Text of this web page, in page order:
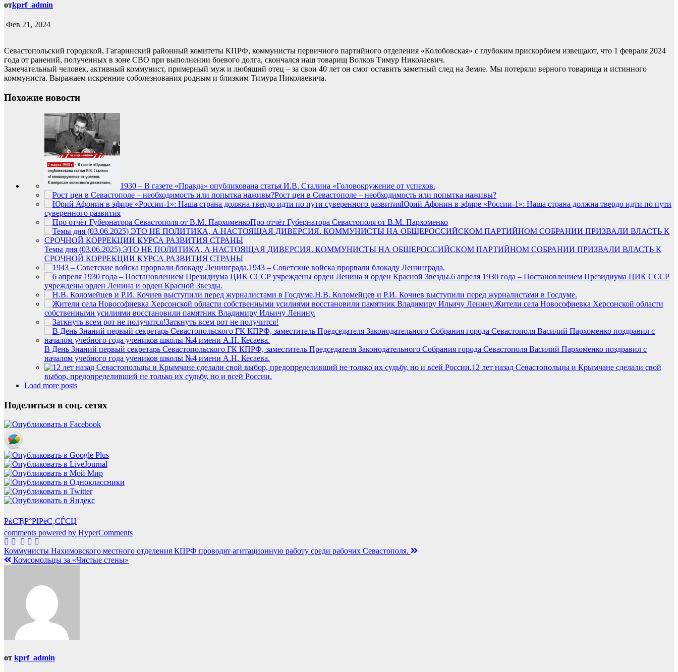
отkprf_admin
Фев 21, 2024
Севастопольский городской, Гагаринский районный комитеты КПРФ, коммунисты первичного партийного отделения «Колобовская» с глубоким прискорбием извещают, что 1 февраля 2024
года от ранений, полученных в зоне СВО при выполнении боевого долга, скончался наш товарищ Волков Тимур Николаевич.
Замечательный человек, активный коммунист, примерный муж и любящий отец – за свои 40 лет он смог оставить заметный след на Земле. Мы потеряли верного товарища и истинного
коммуниста. Выражаем искренние соболезнования родным и близким Тимура Николаевича.
Похожие новости
1930 – В газете «Правда» опубликована статья И.В. Сталина «Головокружение от успехов.
Рост цен в Севастополе – необходимость или попытка наживы?
Юрий Афонин в эфире «России-1»: Наша страна должна твердо идти по пути
суверенного развития
Про отчёт Губернатора Севастополя от В.М. Пархоменко
Темы дня (03.06.2025) ЭТО НЕ ПОЛИТИКА, А НАСТОЯЩАЯ ДИВЕРСИЯ. КОММУНИСТЫ НА ОБЩЕРОССИЙСКОМ ПАРТИЙНОМ СОБРАНИИ ПРИЗВАЛИ ВЛАСТЬ К
СРОЧНОЙ КОРРЕКЦИИ КУРСА РАЗВИТИЯ СТРАНЫ
1943 – Советские войска прорвали блокаду Ленинграда.
6 апреля 1930 года – Постановлением Президиума ЦИК СССР
учреждены орден Ленина и орден Красной Звезды.
Н.В. Коломейцев и Р.И. Кочиев выступили перед журналистами в Госдуме.
Жители села Новософиевка Херсонской области
собственными усилиями восстановили памятник Владимиру Ильичу Ленину.
Заткнуть всем рот не получится!
В День Знаний первый секретарь Севастопольского ГК КПРФ, заместитель Председателя Законодательного Собрания города Севастополя Василий Пархоменко поздравил с
началом учебного года учеников школы №4 имени А.Н. Кесаева.
12 лет назад Севастопольцы и Крымчане сделали свой
выбор, предопределивший не только их судьбу, но и всей России.
Load more posts
Поделиться в соц. сетях
РќСЂР°РІРёС‚СЃСЏ
comments powered by HyperComments
Навигация
по
Коммунисты Нахимовского местного отделения КПРФ проводят агитационную работу среди рабочих Севастополя.
Комсомольцы за «Чистые стены»
от kprf_admin